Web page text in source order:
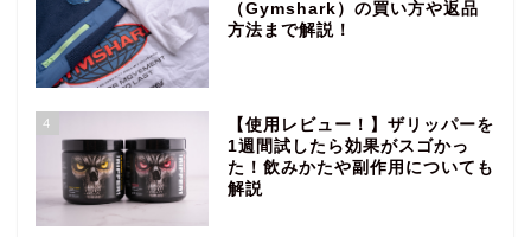
（Gymshark）の買い方や返品
方法まで解説！
4
【使用レビュー！】ザリッパーを
1週間試したら効果がスゴかっ
た！飲みかたや副作用についても
解説